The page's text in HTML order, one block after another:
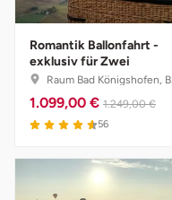
Romantik Ballonfahrt -
exklusiv für Zwei
Raum Bad Königshofen, Bayern
1.099,00 € 1.249,00 €
56